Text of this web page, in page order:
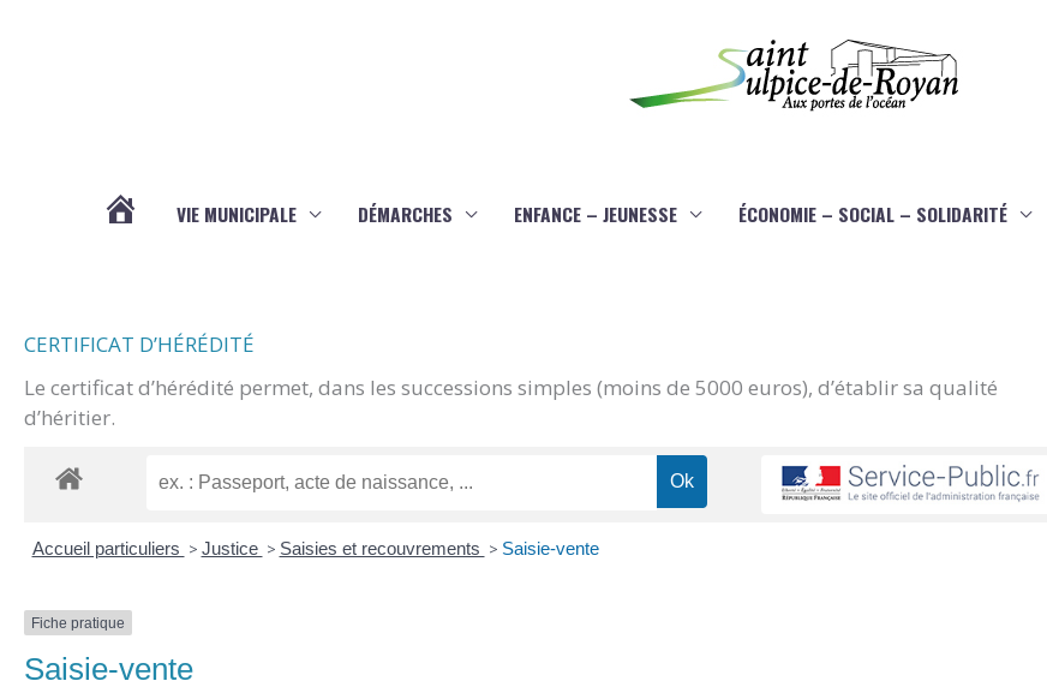
VIE MUNICIPALE DÉMARCHES ENFANCE – JEUNESSE ÉCONOMIE – SOCIAL – SOLIDARITÉ
CERTIFICAT D’HÉRÉDITÉ
Le certificat d’hérédité permet, dans les successions simples (moins de 5000 euros), d’établir sa qualité
d’héritier.
Accueil particuliers > Justice > Saisies et recouvrements > Saisie-vente
Fiche pratique
Saisie-vente